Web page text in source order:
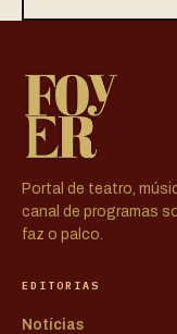
Portal de teatro,
canal de programas
faz o palco.
EDITORIAS
Notícias